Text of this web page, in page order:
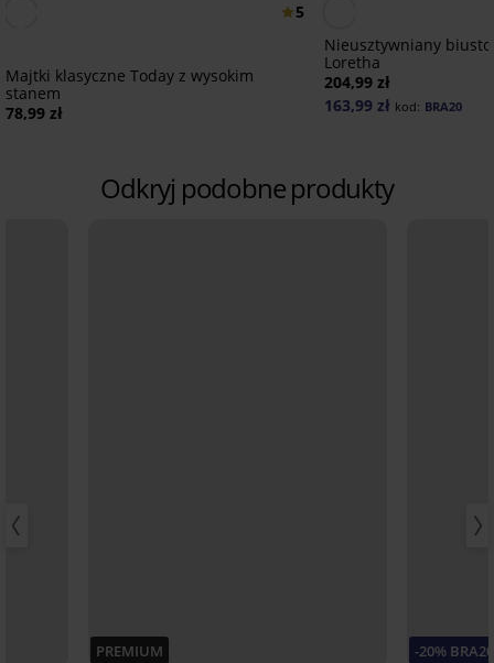
5
Majtki klasyczne Today z wysokim
stanem
78,99 zł
Nieusztywniany
Loretha
204,99 zł
163,99 zł kod: BRA20
Odkryj podobne produkty
PREMIUM -20% BRA20